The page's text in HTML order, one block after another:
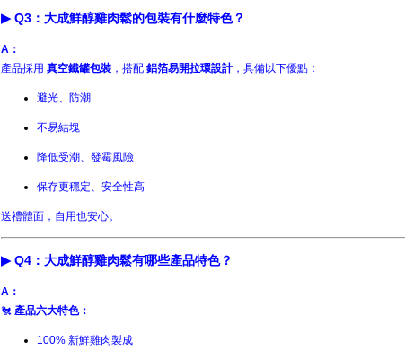
▶ Q3：大成鮮醇雞肉鬆的包裝有什麼特色？
A：
產品採用 真空鐵罐包裝 ，搭配 鋁箔易開拉環設計，具備以下優點：
避光、防潮
不易結塊
降低受潮、發霉風險
保存更穩定、安全性高
送禮體面，自用也安心。
▶ Q4：大成鮮醇雞肉鬆有哪些產品特色？
A：
🐔 產品六大特色：
100% 新鮮雞肉製成